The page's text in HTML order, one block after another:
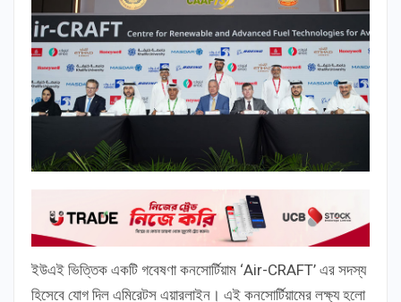
ইউএই ভিত্তিক একটি গবেষণা কনসোর্টিয়াম ‘Air-CRAFT’ এর সদস্য
হিসেবে যোগ দিল এমিরেটস এয়ারলাইন। এই কনসোর্টিয়ামের লক্ষ্য হলো